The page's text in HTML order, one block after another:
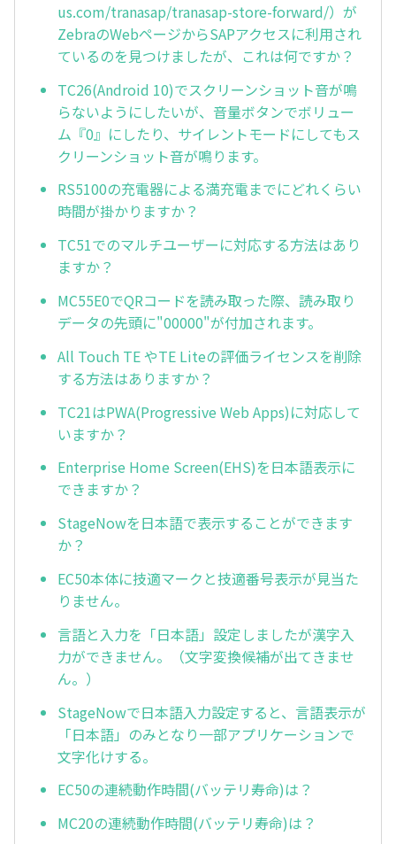
us.com/tranasap/tranasap-store-forward/）が
ZebraのWebページからSAPアクセスに利用され
ているのを見つけましたが、これは何ですか？
TC26(Android 10)でスクリーンショット音が鳴
らないようにしたいが、音量ボタンでボリュー
ム『0』にしたり、サイレントモードにしてもス
クリーンショット音が鳴ります。
RS5100の充電器による満充電までにどれくらい
時間が掛かりますか？
TC51でのマルチユーザーに対応する方法はあり
ますか？
MC55E0でQRコードを読み取った際、読み取り
データの先頭に"00000"が付加されます。
All Touch TE やTE Liteの評価ライセンスを削除
する方法はありますか？
TC21はPWA(Progressive Web Apps)に対応して
いますか？
Enterprise Home Screen(EHS)を日本語表示に
できますか？
StageNowを日本語で表示することができます
か？
EC50本体に技適マークと技適番号表示が見当た
りません。
言語と入力を「日本語」設定しましたが漢字入
力ができません。（文字変換候補が出てきませ
ん。）
StageNowで日本語入力設定すると、言語表示が
「日本語」のみとなり一部アプリケーションで
文字化けする。
EC50の連続動作時間(バッテリ寿命)は？
MC20の連続動作時間(バッテリ寿命)は？